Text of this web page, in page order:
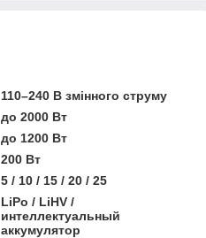
110–240 В змінного струму
до 2000 Вт
до 1200 Вт
200 Вт
5 / 10 / 15 / 20 / 25
LiPo / LiHV /
интеллектуальный
аккумулятор